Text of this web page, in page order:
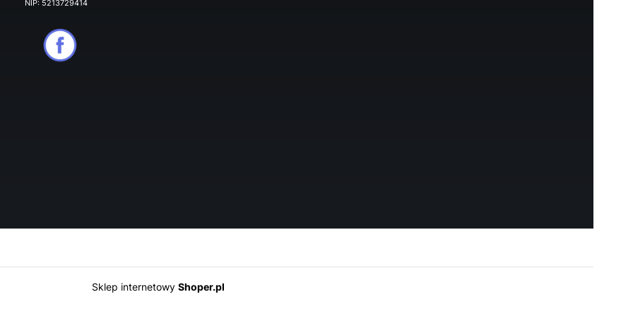
NIP: 5213729414
Sklep internetowy Shoper.pl